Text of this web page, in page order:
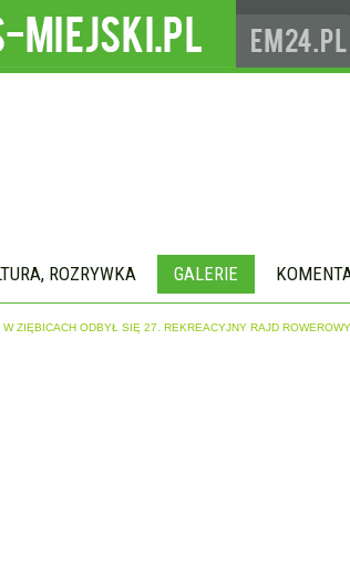
ROZRYWKA GALERIE
W ZIĘBICACH ODBYŁ SIĘ 27. REKREACYJNY RAJD ROWEROWY